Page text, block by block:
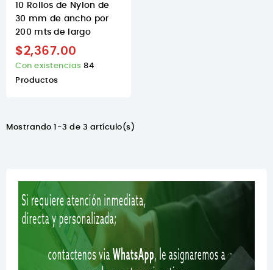
10 Rollos de Nylon de
30 mm de ancho por
200 mts de largo
$2,367.00
Con existencias 84
Productos
Mostrando 1-3 de 3 artículo(s)